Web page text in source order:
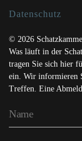
Datenschutz
© 2026
Was läuft in der
tragen Sie sich hier
ein. Wir informieren
Treffen. Eine